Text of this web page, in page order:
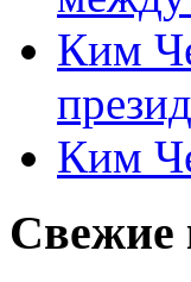
Ким
Ким
Свежие